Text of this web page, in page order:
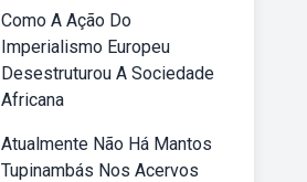
Como A Ação Do
Imperialismo Europeu
Desestruturou A Sociedade
Africana
Atualmente Não Há Mantos
Tupinambás Nos Acervos